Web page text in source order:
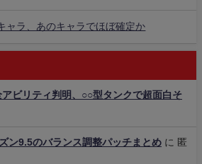
ャラ、あのキャラでほぼ確定か
アビリティ判明、○○型タンクで超面白そ
ン9.5のバランス調整パッチまとめ に 匿